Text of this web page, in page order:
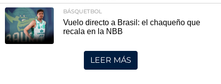
BÁSQUETBOL
Vuelo directo a Brasil: el chaqueño que
recala en la NBB
LEER MÁS